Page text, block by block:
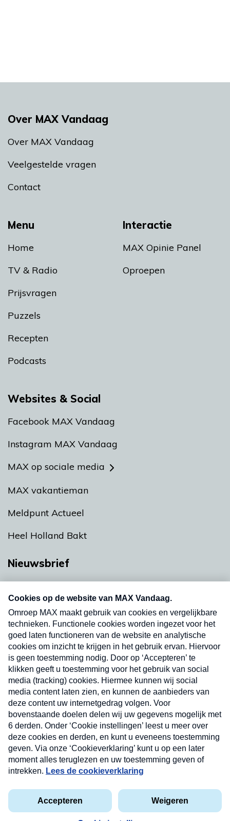
Menu
Home
TV & Radio
Prijsvragen
Puzzels
Recepten
Podcasts
Interactie
MAX Opinie Panel
Oproepen
Over MAX Vandaag
Over MAX Vandaag
Veelgestelde vragen
Contact
Websites & Social
Facebook MAX Vandaag
Instagram MAX Vandaag
MAX op sociale media
MAX vakantieman
Meldpunt Actueel
Heel Holland Bakt
Nieuwsbrief
nieuwsbrief. Elke vrijdag- en dinsdagochtend in
uw mailbox.
Verzend
Privacyverklaring
Cookieverklaring
Kwetsbaarheid melden
Copyright © 2026 MAX Vandaag - Omroep MAX
Nieuwsbrief
Neem hier een gratis abonnement op onze
nieuwsbrief. Elke vrijdag- en dinsdagochtend in uw